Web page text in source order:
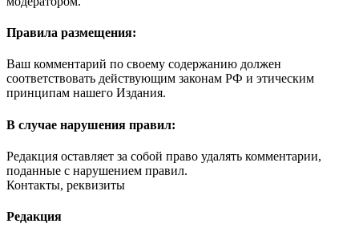
Правила размещения:
Ваш комментарий по своему содержанию должен
соответствовать действующим законам РФ и этическим
принципам нашего Издания.
В случае нарушения правил:
Редакция оставляет за собой право удалять комментарии,
поданные с нарушением правил.
Контакты, реквизиты
Редакция